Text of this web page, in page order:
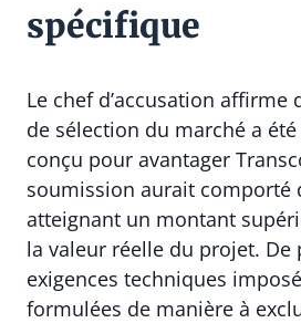
spécifique
Le chef d’accusation affirme
de sélection du marché a
conçu pour avantager
soumission aurait comporté
atteignant un montant
la valeur réelle du projet. De
exigences techniques
formulées de manière à